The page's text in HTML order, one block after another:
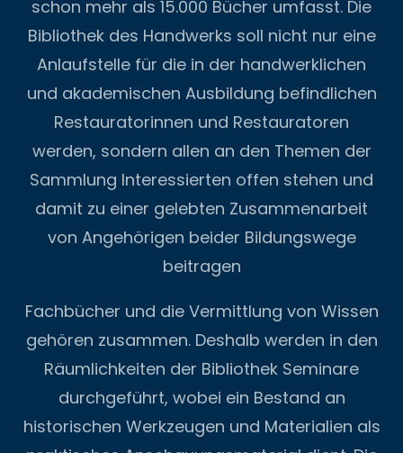
schon mehr als 15.000 Bücher umfasst. Die
Bibliothek des Handwerks soll nicht nur eine
Anlaufstelle für die in der handwerklichen
und akademischen Ausbildung befindlichen
Restauratorinnen und Restauratoren
werden, sondern allen an den Themen der
Sammlung Interessierten offen stehen und
damit zu einer gelebten Zusammenarbeit
von Angehörigen beider Bildungswege
beitragen
Fachbücher und die Vermittlung von Wissen
gehören zusammen. Deshalb werden in den
Räumlichkeiten der Bibliothek Seminare
durchgeführt, wobei ein Bestand an
historischen Werkzeugen und Materialien als